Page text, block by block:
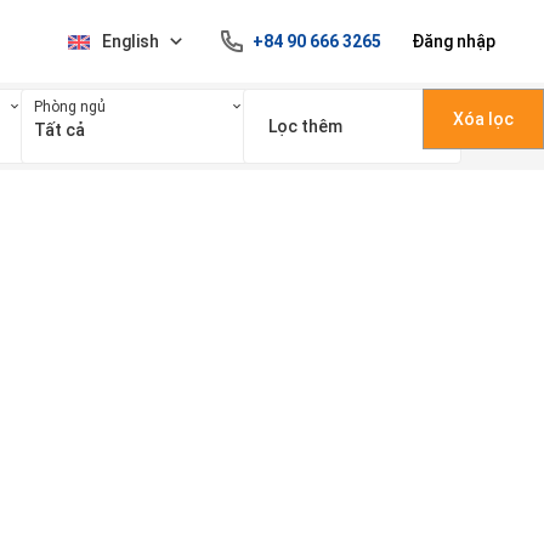
English +84 90 666 3265 Đăng nhập
Phòng ngủ
Tất cả Lọc thêm Xóa lọc